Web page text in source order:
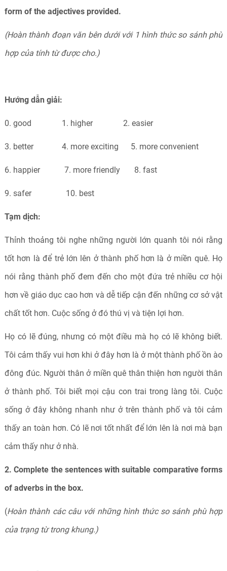
form of the adjectives provided.
(Hoàn thành đoạn văn bên dưới với 1 hình thức so sánh phù
hợp của tính từ được cho.)
Hướng dẫn giải:
0. good 1. higher 2. easier
3. better 4. more exciting 5. more convenient
6. happier 7. more friendly 8. fast
9. safer 10. best
Tạm dịch:
Thỉnh thoảng tôi nghe những người lớn quanh tôi nói rằng
tốt hơn là để trẻ lớn lên ở thành phố hơn là ở miền quê. Họ
nói rằng thành phố đem đến cho một đứa trẻ nhiều cơ hội
hơn về giáo dục cao hơn và dễ tiếp cận đến những cơ sở vật
chất tốt hơn. Cuộc sống ở đó thú vị và tiện lợi hơn.
Họ có lẽ đúng, nhưng có một điều mà họ có lẽ không biết.
Tôi cảm thấy vui hơn khi ở đây hơn là ở một thành phố ồn ào
đông đúc. Người thân ở miền quê thân thiện hơn người thân
ở thành phố. Tôi biết mọi cậu con trai trong làng tôi. Cuộc
sống ở đây không nhanh như ở trên thành phố và tôi cảm
thấy an toàn hơn. Có lẽ nơi tốt nhất để lớn lên là nơi mà bạn
cảm thấy như ở nhà.
2. Complete the sentences with suitable comparative forms
of adverbs in the box.
(Hoàn thành các câu với những hình thức so sánh phù hợp
của trạng từ trong khung.)